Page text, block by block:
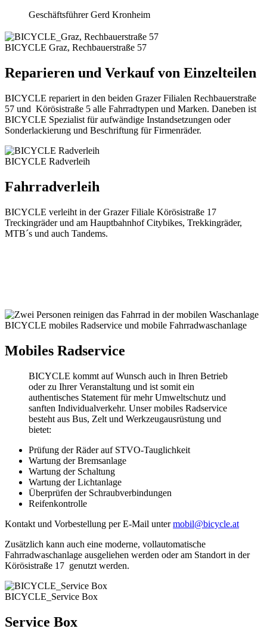
Geschäftsführer Gerd Kronheim
BICYCLE Graz, Rechbauerstraße 57
Reparieren und Verkauf von Einzelteilen
BICYCLE repariert in den beiden Grazer Filialen Rechbauerstraße
57 und Körösistraße 5 alle Fahrradtypen und Marken. Daneben ist
BICYCLE Spezialist für aufwändige Instandsetzungen oder
Sonderlackierung und Beschriftung für Firmenräder.
BICYCLE Radverleih
Fahrradverleih
BICYCLE verleiht in der Grazer Filiale Körösistraße 17
Treckingräder und am Hauptbahnhof Citybikes, Trekkingräder,
MTB´s und auch Tandems.
BICYCLE mobiles Radservice und mobile Fahrradwaschanlage
Mobiles Radservice
BICYCLE kommt auf Wunsch auch in Ihren Betrieb
oder zu Ihrer Veranstaltung und ist somit ein
authentisches Statement für mehr Umweltschutz und
sanften Individualverkehr. Unser mobiles Radservice
besteht aus Bus, Zelt und Werkzeugausrüstung und
bietet:
Prüfung der Räder auf STVO-Tauglichkeit
Wartung der Bremsanlage
Wartung der Schaltung
Wartung der Lichtanlage
Überprüfen der Schraubverbindungen
Reifenkontrolle
Kontakt und Vorbestellung per E-Mail untermobil@bicycle.at
Zusätzlich kann auch eine moderne, vollautomatische
Fahrradwaschanlage ausgeliehen werden oder am Standort in der
Körösistraße 17 genutzt werden.
BICYCLE_Service Box
Service Box